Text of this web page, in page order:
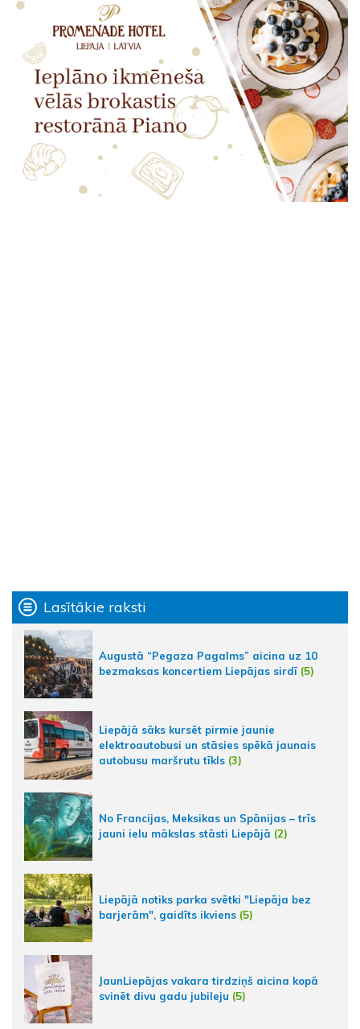
Lasītākie raksti
Augustā “Pegaza Pagalms” aicina uz 10
bezmaksas koncertiem Liepājas sirdī (5)
Liepājā sāks kursēt pirmie jaunie
elektroautobusi un stāsies spēkā jaunais
autobusu maršrutu tīkls (3)
No Francijas, Meksikas un Spānijas – trīs
jauni ielu mākslas stāsti Liepājā (2)
Liepājā notiks parka svētki "Liepāja bez
barjerām", gaidīts ikviens (5)
JaunLiepājas vakara tirdziņš aicina kopā
svinēt divu gadu jubileju (5)